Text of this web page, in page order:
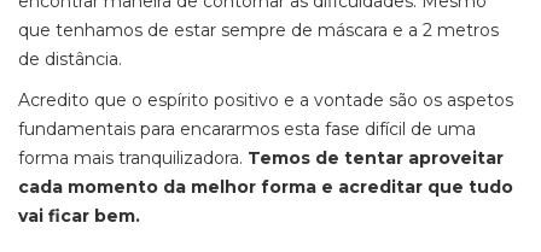
que tenhamos de estar sempre de máscara e a 2 metros
de distância.
Acredito que o espírito positivo e a vontade são os aspetos
fundamentais para encararmos esta fase difícil de uma
forma mais tranquilizadora. Temos de tentar aproveitar
cada momento da melhor forma e acreditar que tudo
vai ficar bem.